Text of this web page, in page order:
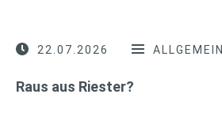
22.07.2026 ALLGEMEIN
Raus aus Riester?